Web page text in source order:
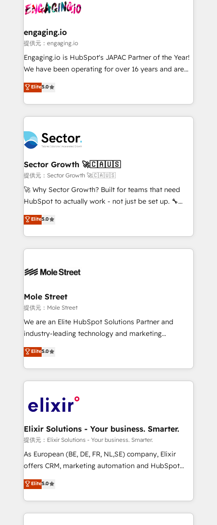
advanced optimization & adoption 📍 São Paulo, BR
• Des Moines, IA • New York, NY
operacional de receita conectando equipes
Também somos distribuidores oficiais da HubSpot
e de mais de 150 softwares globais permitindo
contratar e pagar a HubSpot em reais com nota
fiscal no Brasil e gerar economia de até 50% na
Oferecemos ainda agentes de IA especializados em
HubSpot que automatizam tarefas executam rotinas
empresas em 13 países utilizam a Nexforce. Somos
a maior parceira da HubSpot na América Latina e
líder no ranking global de sucesso do cliente da
HubSpot.
engaging.io
提供元：engaging.io
Engaging.io is HubSpot's JAPAC Partner of the Year!
We have been operating for over 16 years and are
one of HubSpot's most experienced and technically
capable Agency Partners globally. We specialise in
complex CRM migrations, implementations,
integrations, custom CMS portal development,
businesses. Our teams are based in North America
and APAC. We are HubSpot's top-ranked Advanced
Implementation Certified Partner and we contribute
to their advisory council. We strive to do 'good work
with good people' and have worked with incredible
brands. You can see some of them on our website,
Elite5.0
Sector Growth 🚀🇨🇦🇺🇸
提供元：Sector Growth 🚀🇨🇦🇺🇸
🚀 Why Sector Growth? Built for teams that need
HubSpot to actually work - not just be set up. 🔧
HubSpot Experts: Onboarding, migrations,
automation, and training built for adoption. ⚡ Highly
Technical Execution: ERP, EMR and Custom
Integrations; complex builds delivered in weeks, not
workflows; automation agents; process optimization
Healthcare: HIPAA implementations; secure data
workflows 💼 Financial Services: compliant
workflows; audit-ready reporting ⚖️ Legal: client
intake; pipeline and document workflows 🛒 E-
revenue automation 🏢 Real Estate: deal pipelines;
portfolio and lifecycle management 🏭
HIPAA-aware; CASL-compliant; GDPR-ready
implementations where required 💡 Why 500+
built to scale.
Elite5.0
Mole Street
提供元：Mole Street
We are an Elite HubSpot Solutions Partner and
industry-leading technology and marketing
consultancy. Our focus is on enterprise and mid-
market B2B companies globally that want a strategic
approach to execute their goals through creative
applications of our solutions; Technical HubSpot
Design, Migrations + Integrations. Mole Street’s
greatness, which is achieved through creating
absolute clarity, derived from a well-defined
strategy, executed well, and reported on with clear
results. The culture is driven by core values; Joy, Grit,
Mindedness, and Clarity. We are driven to win for the
collective good of the company and its clientele, and
Elite5.0
Elixir Solutions - Your business. Smarter.
提供元：Elixir Solutions - Your business. Smarter.
As European (BE, DE, FR, NL,SE) company, Elixir
offers CRM, marketing automation and HubSpot
integration products and services to mid-market
and enterprise customers. We ensure that your sales,
service and marketing department operates in the
most effective way, while at the same time
Elite5.0